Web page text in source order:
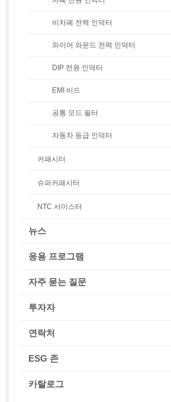
비차폐 전력 인덕터
와이어 와운드 전력 인덕터
DIP 전원 인덕터
EMI 비드
공통 모드 필터
자동차 등급 인덕터
커패시터
슈퍼커패시터
NTC 서미스터
뉴스
응용 프로그램
자주 묻는 질문
투자자
연락처
ESG 존
카탈로그